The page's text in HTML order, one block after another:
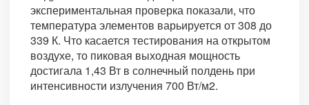
экспериментальная проверка показали, что
температура элементов варьируется от 308 до
339 К. Что касается тестирования на открытом
воздухе, то пиковая выходная мощность
достигала 1,43 Вт в солнечный полдень при
интенсивности излучения 700 Вт/м2.